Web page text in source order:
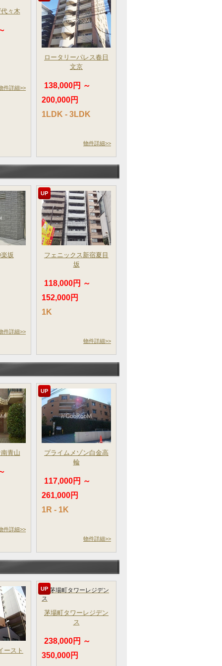
々木
件詳細>>
ロータリーパレス春日
文京
138,000円 ～
200,000円
1LDK - 3LDK
物件詳細>>
坂
件詳細>>
UP
フェニックス新宿夏目
坂
118,000円 ～
152,000円
1K
物件詳細>>
青山
件詳細>>
UP
プライムメゾン白金高
輪
117,000円 ～
261,000円
1R - 1K
物件詳細>>
ースト
UP
茅場町タワーレジデン
ス
238,000円 ～
350,000円